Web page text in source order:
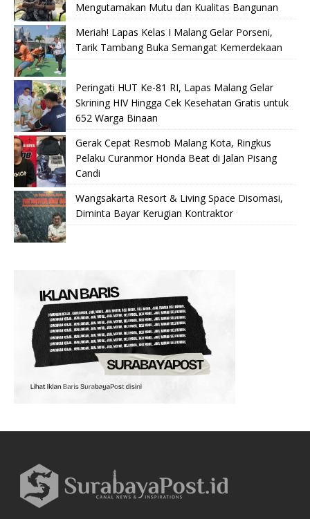
Mengutamakan Mutu dan Kualitas Bangunan
Meriah! Lapas Kelas I Malang Gelar Porseni,
Tarik Tambang Buka Semangat Kemerdekaan
Peringati HUT Ke-81 RI, Lapas Malang Gelar
Skrining HIV Hingga Cek Kesehatan Gratis untuk
652 Warga Binaan
Gerak Cepat Resmob Malang Kota, Ringkus
Pelaku Curanmor Honda Beat di Jalan Pisang
Candi
Wangsakarta Resort & Living Space Disomasi,
Diminta Bayar Kerugian Kontraktor